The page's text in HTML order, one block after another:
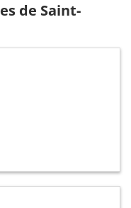
de Saint-